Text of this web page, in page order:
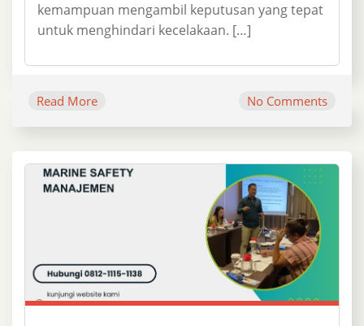
kemampuan mengambil keputusan yang tepat
untuk menghindari kecelakaan. […]
Read More No Comments